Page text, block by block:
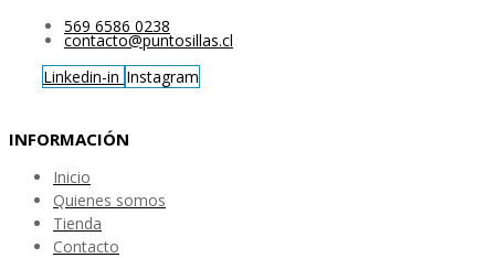
569 6586 0238
contacto@puntosillas.cl
Linkedin-in Instagram
INFORMACIÓN
Inicio
Quienes somos
Tienda
Contacto